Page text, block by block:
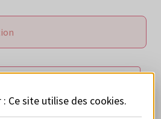
Ce site utilise des cookies.